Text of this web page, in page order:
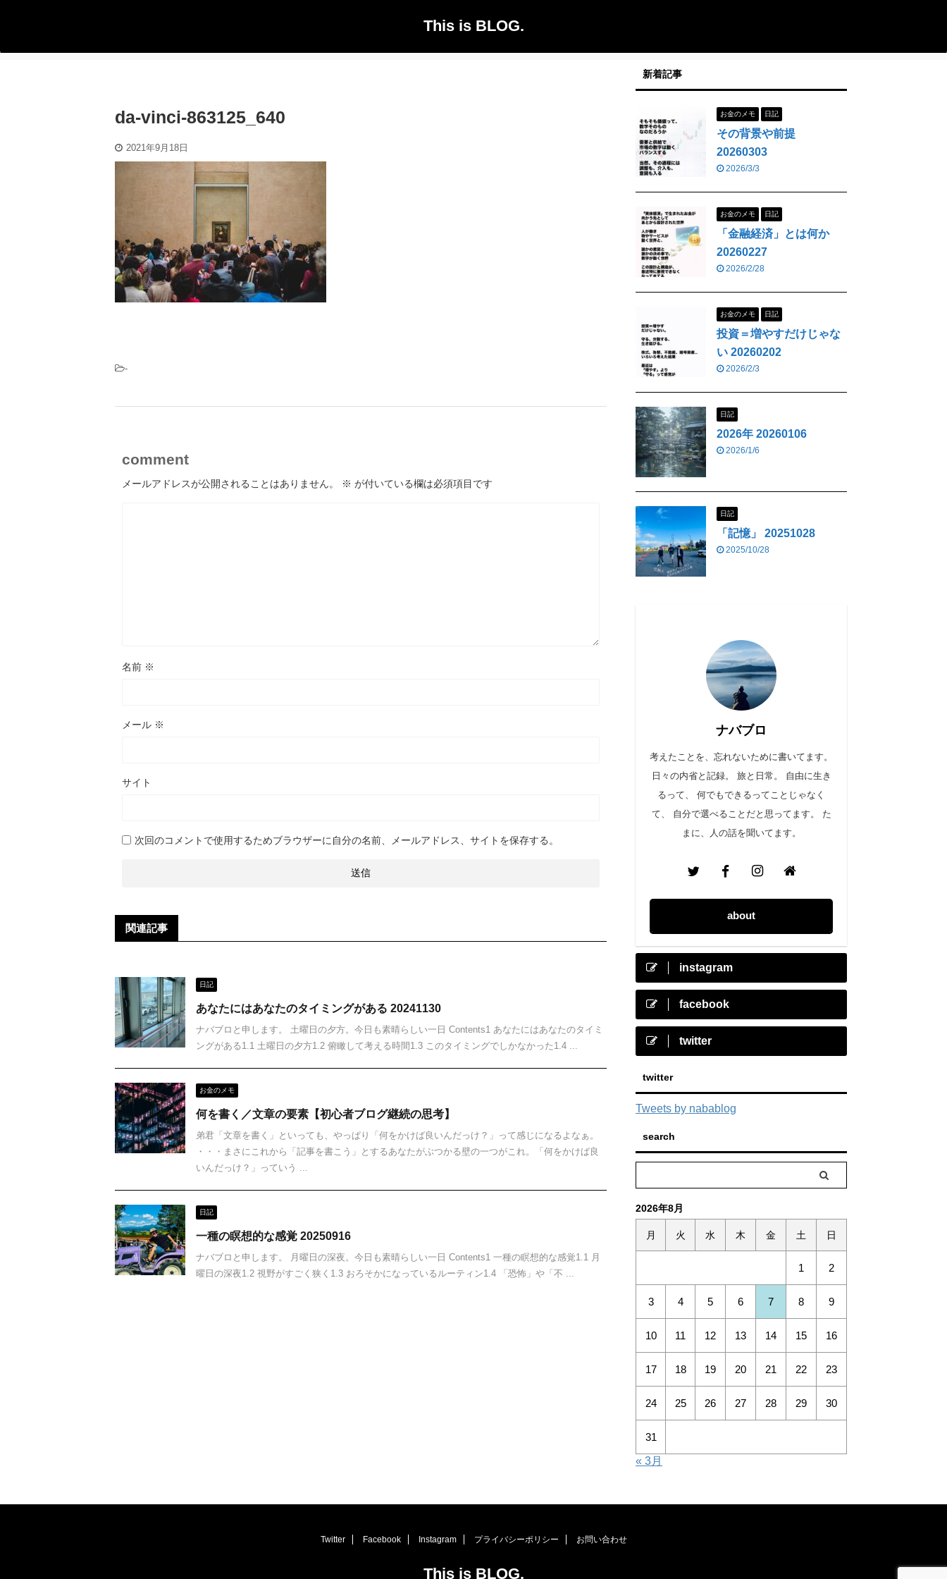
This is BLOG.
da-vinci-863125_640
2021年9月18日
-
comment
メールアドレスが公開されることはありません。 ※ が付いている欄は必須項目です
名前 ※
メール ※
サイト
次回のコメントで使用するためブラウザーに自分の名前、メールアドレス、サイトを保存する。
関連記事
日記
あなたにはあなたのタイミングがある 20241130
ナバブロと申します。 土曜日の夕方。今日も素晴らしい一日 Contents1 あなたにはあなたのタイミ
ングがある1.1 土曜日の夕方1.2 俯瞰して考える時間1.3 このタイミングでしかなかった1.4 ...
お金のメモ
何を書く／文章の要素【初心者ブログ継続の思考】
弟君「文章を書く」といっても、やっぱり「何をかけば良いんだっけ？」って感じになるよなぁ。
・・・まさにこれから「記事を書こう」とするあなたがぶつかる壁の一つがこれ。「何をかけば良
いんだっけ？」っていう ...
日記
一種の瞑想的な感覚 20250916
ナバブロと申します。 月曜日の深夜。今日も素晴らしい一日 Contents1 一種の瞑想的な感覚1.1 月
曜日の深夜1.2 視野がすごく狭く1.3 おろそかになっているルーティン1.4 「恐怖」や「不 ...
新着記事
お金のメモ 日記
その背景や前提
20260303
2026/3/3
お金のメモ 日記
「金融経済」とは何か
20260227
2026/2/28
お金のメモ 日記
投資＝増やすだけじゃな
い 20260202
2026/2/3
日記
2026年 20260106
2026/1/6
日記
「記憶」 20251028
2025/10/28
ナバブロ
考えたことを、忘れないために書いてます。
日々の内省と記録。 旅と日常。 自由に生き
るって、 何でもできるってことじゃなく
て、 自分で選べることだと思ってます。 た
まに、人の話を聞いてます。
about
instagram
facebook
twitter
twitter
Tweets by nabablog
search
2026年8月
月 火 水 木 金 土 日
1 2
3 4 5 6 7 8 9
10 11 12 13 14 15 16
17 18 19 20 21 22 23
24 25 26 27 28 29 30
31
« 3月
Twitter Facebook Instagram プライバシーポリシー お問い合わせ
This is BLOG.